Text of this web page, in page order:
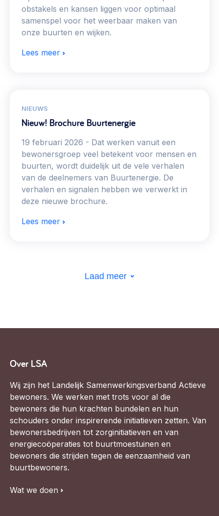
obstakels en kansen liggen voor optimaal
samenspel voor het weerbaar maken van
onze buurten en wijken.
Lees meer
NIEUWS
Nieuw! Brochure Buurtenergie
19 februari 2026
Dat werken vanuit een
bewonersgroep veel betekent voor mensen en
buurten, wordt duidelijk uit de vele verhalen
van de deelnemers van Buurtenergie. De
verhalen en signalen hebben we verwerkt in
deze nieuwe brochure.
Lees meer
Laad meer
Over LSA
Wij zijn het Landelijk Samenwerkingsverband Actieve
bewoners. We werken met trots voor al die
bewoners die hun krachten bundelen en hun
schouders onder inspirerende initiatieven zetten. Van
bewonersbedrijven tot zorginitiatieven en van
energiecoöperaties tot buurtmoestuinen en
bewoners die strijden tegen de eenzaamheid van
buurtbewoners.
Wat we doen